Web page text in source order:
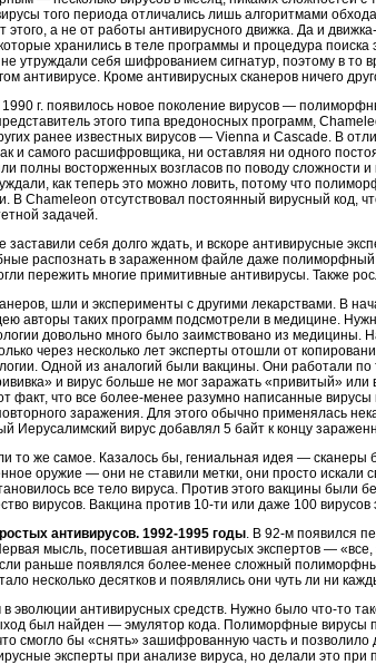
того периода отличались лишь алгоритмами
этого, а не от работы антивирусного движка. Да и
хранились в теле программы и процедура поиска
утруждали себя шифрованием сигнатур, поэтому в то
антивирусе. Кроме антивирусных сканеров ничего
1990 г. появилось новое поколение вирусов —
этого типа вредоносных программ,
ранее известных вирусов — Vienna и Cascade. В
и самого расшифровщика, ни оставляя ни одного
полны восторженных возгласов по поводу сложности
как теперь это можно ловить, потому что
Chameleon отсутствовал постоянный вирусный код,
задачей.
заставили себя долго ждать, и вскоре антивирусные
распознать в зараженном файле даже
пережить многие примитивные антивирусы. Также
шли и эксперименты с другими лекарствами. В
авторы таких программ подсмотрели в медицине.
довольно много было заимствовано из медицины.
через несколько лет эксперты отошли от
Одной из аналогий были вакцины. Они работали
и вирус больше не мог заражать «привитый»
факт, что все более-менее разумно написанные
заражения. Для этого обычно применялась
Иерусалимский вирус добавлял 5 байт к концу
то же самое. Казалось бы, гениальная идея — сканеры
оружие — они не ставили метки, они просто искали
все тело вируса. Против этого вакцины были
вирусов. Вакцина против 10-ти или даже 100
антивирусов. 1992-1995 годы. В 92-м появился
мысль, посетившая антивирусых экспертов —
раньше появлялся более-менее сложный
несколько десятков и появлялись они чуть ли ни
эволюции антивирусных средств. Нужно было что-то
был найден — эмулятор кода. Полиморфные вирусы
смогло бы «снять» зашифрованную часть и позволило
эксперты при анализе вируса, но делали это при